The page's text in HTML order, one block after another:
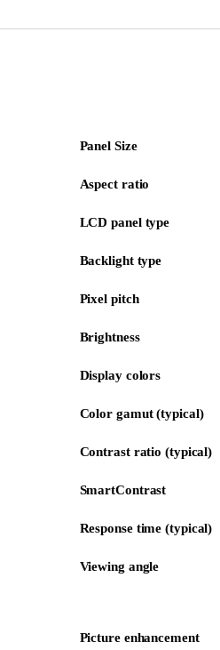
Panel Size
Aspect ratio
LCD panel type
Backlight type
Pixel pitch
Brightness
Display colors
Color gamut (typical)
Contrast ratio (typical)
SmartContrast
Response time (typical)
Viewing angle
Picture enhancement